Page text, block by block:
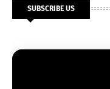
SUBSCRIBE US